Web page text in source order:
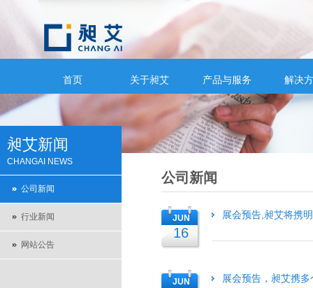
首页 关于昶艾 产品与服务 解决
昶艾新闻
CHANGAI NEWS
公司新闻
行业新闻
网站公告
公司新闻
JUN
16
展会预告,昶艾将携
JUN 展会预告，昶艾携